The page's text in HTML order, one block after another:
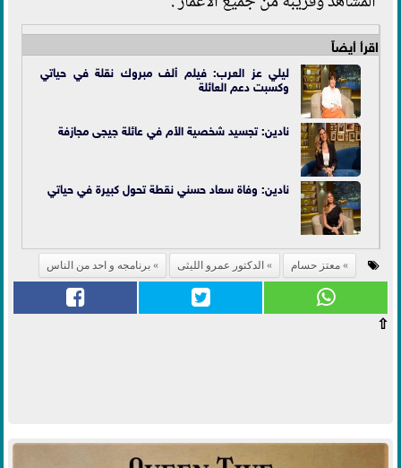
اقرأ أيضاً
ليلي عز العرب: فيلم ألف مبروك نقلة في حياتي
وكسبت دعم العائلة
نادين: تجسيد شخصية الأم في عائلة جيجى مجازفة
نادين: وفاة سعاد حسني نقطة تحول كبيرة في حياتي
معتز حسام الدكتور عمرو الليثى برنامجه و احد من الناس
⇧